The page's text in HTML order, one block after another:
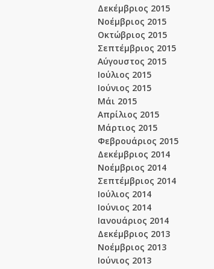
Δεκέμβριος 2015
Νοέμβριος 2015
Οκτώβριος 2015
Σεπτέμβριος 2015
Αύγουστος 2015
Ιούλιος 2015
Ιούνιος 2015
Μάι 2015
Απρίλιος 2015
Μάρτιος 2015
Φεβρουάριος 2015
Δεκέμβριος 2014
Νοέμβριος 2014
Σεπτέμβριος 2014
Ιούλιος 2014
Ιούνιος 2014
Ιανουάριος 2014
Δεκέμβριος 2013
Νοέμβριος 2013
Ιούνιος 2013